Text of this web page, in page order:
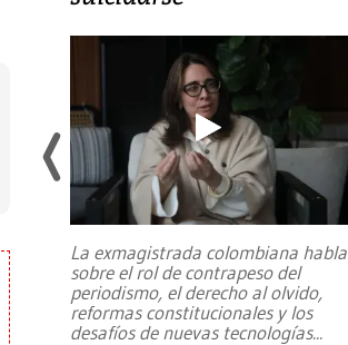
La exmagistrada colombiana habla
sobre el rol de contrapeso del
periodismo, el derecho al olvido,
reformas constitucionales y los
desafíos de nuevas tecnologías...